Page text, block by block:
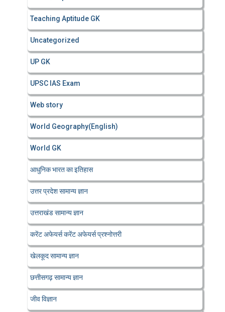
Teaching Aptitude GK
Uncategorized
UP GK
UPSC IAS Exam
Web story
World Geography(English)
World GK
आधुनिक भारत का इतिहास
उत्तर प्रदेश सामान्य ज्ञान
उत्तराखंड सामान्य ज्ञान
करेंट अफेयर्स करेंट अफेयर्स प्रश्नोत्तरी
खेलकूद सामान्य ज्ञान
छत्तीसगढ़ सामान्य ज्ञान
जीव विज्ञान